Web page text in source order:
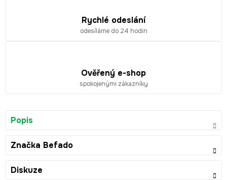
Rychlé odeslání
odesíláme do 24 hodin
Ověřený e-shop
spokojenými zákazníky
Popis
Značka Befado
Diskuze